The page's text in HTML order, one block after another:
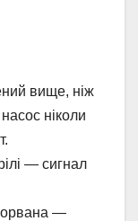
вище, ніж
ніколи
— сигнал
—